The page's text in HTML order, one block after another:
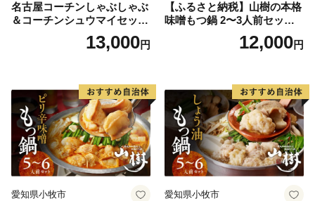
名古屋コーチンしゃぶしゃぶ
＆コーチンシュウマイセッ
ト 焼売 鶏肉 鍋 鶏しゃぶ 日
13,000円
【ふるさと納税】山樹の本格
味噌もつ鍋 2〜3人前セット
山樹 国産 牛もつ ホルモン モ
ツ オンライン飲み会 ホーム
間
12,000円
愛知県小牧市 愛知県小牧市